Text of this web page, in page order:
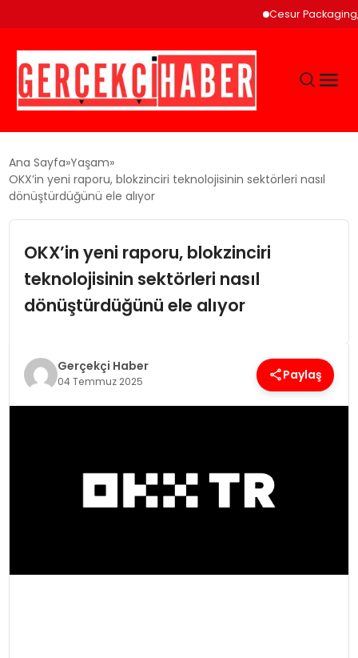
Cesur Packaging,
GÜNCEL
EĞITIM
EKONOMI
MAGAZIN
Ana Sayfa Yaşam
OKX’in yeni raporu, blokzinciri teknolojisinin sektörleri nasıl
dönüştürdüğünü ele alıyor
OKX’in yeni raporu, blokzinciri
teknolojisinin sektörleri nasıl
dönüştürdüğünü ele alıyor
Gerçekçi Haber
04 Temmuz 2025 Paylaş